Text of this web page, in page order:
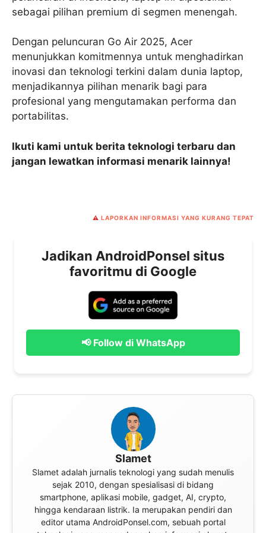
sebagai pilihan premium di segmen menengah.
Dengan peluncuran Go Air 2025, Acer
menunjukkan komitmennya untuk menghadirkan
inovasi dan teknologi terkini dalam dunia laptop,
menjadikannya pilihan menarik bagi para
profesional yang mengutamakan performa dan
portabilitas.
Ikuti kami untuk berita teknologi terbaru dan
jangan lewatkan informasi menarik lainnya!
⚠️ LAPORKAN INFORMASI YANG KURANG TEPAT
Jadikan AndroidPonsel situs
favoritmu di Google
📢 Follow di WhatsApp
Slamet
Slamet adalah jurnalis teknologi yang sudah menulis
sejak 2010, dengan spesialisasi di bidang
smartphone, aplikasi mobile, gadget, AI, crypto,
hingga kendaraan listrik. Ia merupakan pendiri dan
editor utama AndroidPonsel.com, sebuah portal